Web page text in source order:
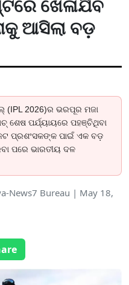
ଖେଳାଯିବ
ଆସିଲା ବଡ଼
(IPL 2026)ର ଭରପୂର ମଜା
ଶେଷ ପର୍ଯ୍ୟାୟରେ ପହଞ୍ଚିଥିବା
ପ୍ରଶଂସକଙ୍କ ପାଇଁ ଏକ ବଡ଼
ପରେ ଭାରତୀୟ ଦଳ
News7 Bureau | May 18,